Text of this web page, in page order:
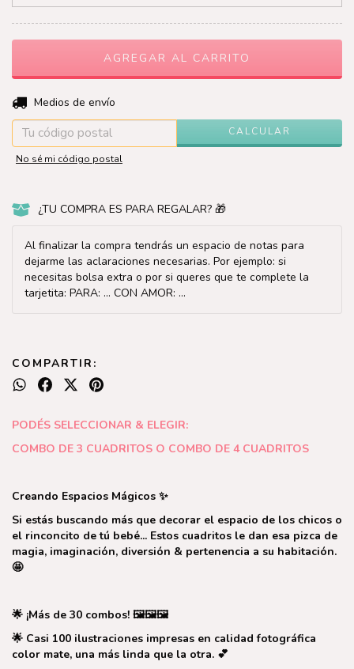
Entregas para el CP:
Medios de envío
CALCULAR
No sé mi código postal
¿TU COMPRA ES PARA REGALAR? 🎁
Al finalizar la compra tendrás un espacio de notas para
dejarme las aclaraciones necesarias. Por ejemplo: si
necesitas bolsa extra o por si queres que te complete la
tarjetita: PARA: ... CON AMOR: ...
COMPARTIR:
PODÉS SELECCIONAR & ELEGIR:
COMBO DE 3 CUADRITOS O COMBO DE 4 CUADRITOS
Creando Espacios Mágicos ✨⁣⁣⁣
Si estás buscando más que decorar el espacio de los chicos o
el rinconcito de tú bebé... Estos cuadritos le dan esa pizca de
magia, imaginación, diversión & pertenencia a su habitación. ⁣
🤩⁣
🌟 ¡Más de 30 combos! 🖼️🖼️🖼️⁣⁣
🌟 Casi 100 ilustraciones impresas en calidad fotográfica
color mate, una más linda que la otra. 💕⁣⁣